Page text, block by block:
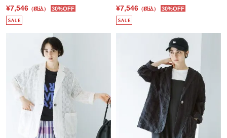
¥7,546 （税込） 30%OFF
¥7,546 （税込） 30%OFF